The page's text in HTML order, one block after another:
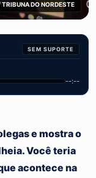
DO NORDESTE
SEM SUPORTE
--:--
e mostra o
Você teria
acontece na